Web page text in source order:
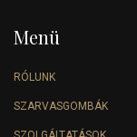
Menü
RÓLUNK
SZARVASGOMBÁK